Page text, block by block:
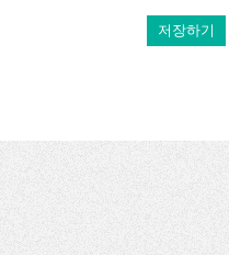
저장하기